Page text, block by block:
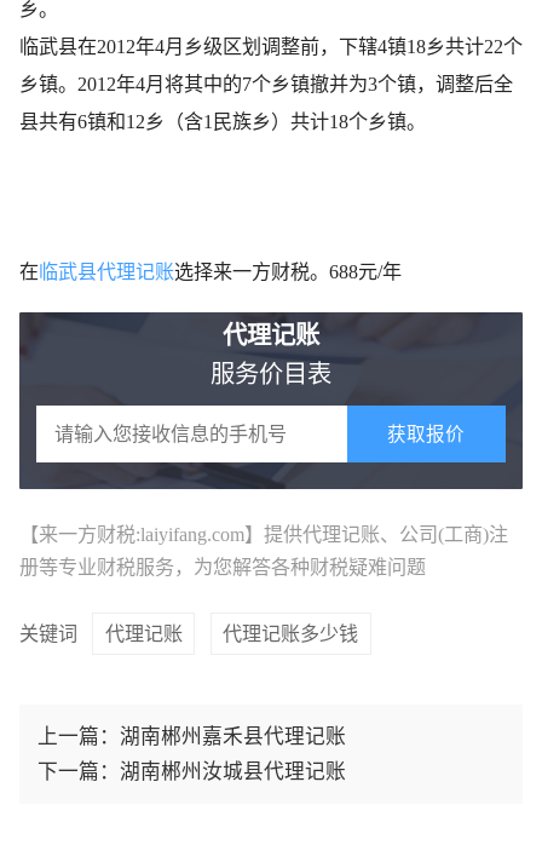
乡。
临武县在2012年4月乡级区划调整前，下辖4镇18乡共计22个
乡镇。2012年4月将其中的7个乡镇撤并为3个镇，调整后全
县共有6镇和12乡（含1民族乡）共计18个乡镇。
在临武县代理记账选择来一方财税。688元/年
代理记账
服务价目表
获取报价
【来一方财税:laiyifang.com】提供代理记账、公司(工商)注
册等专业财税服务，为您解答各种财税疑难问题
关键词 代理记账 代理记账多少钱
上一篇：湖南郴州嘉禾县代理记账
下一篇：湖南郴州汝城县代理记账